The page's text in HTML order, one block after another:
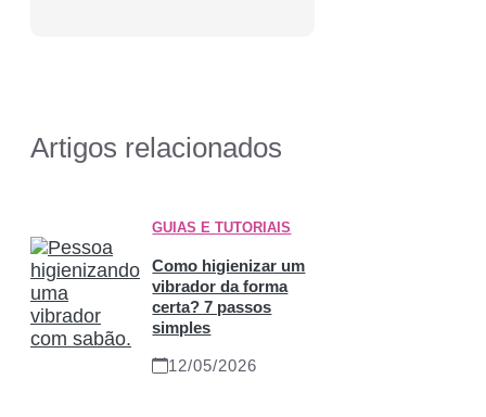
Artigos relacionados
GUIAS E TUTORIAIS
Como higienizar um
vibrador da forma
certa? 7 passos
simples
12/05/2026